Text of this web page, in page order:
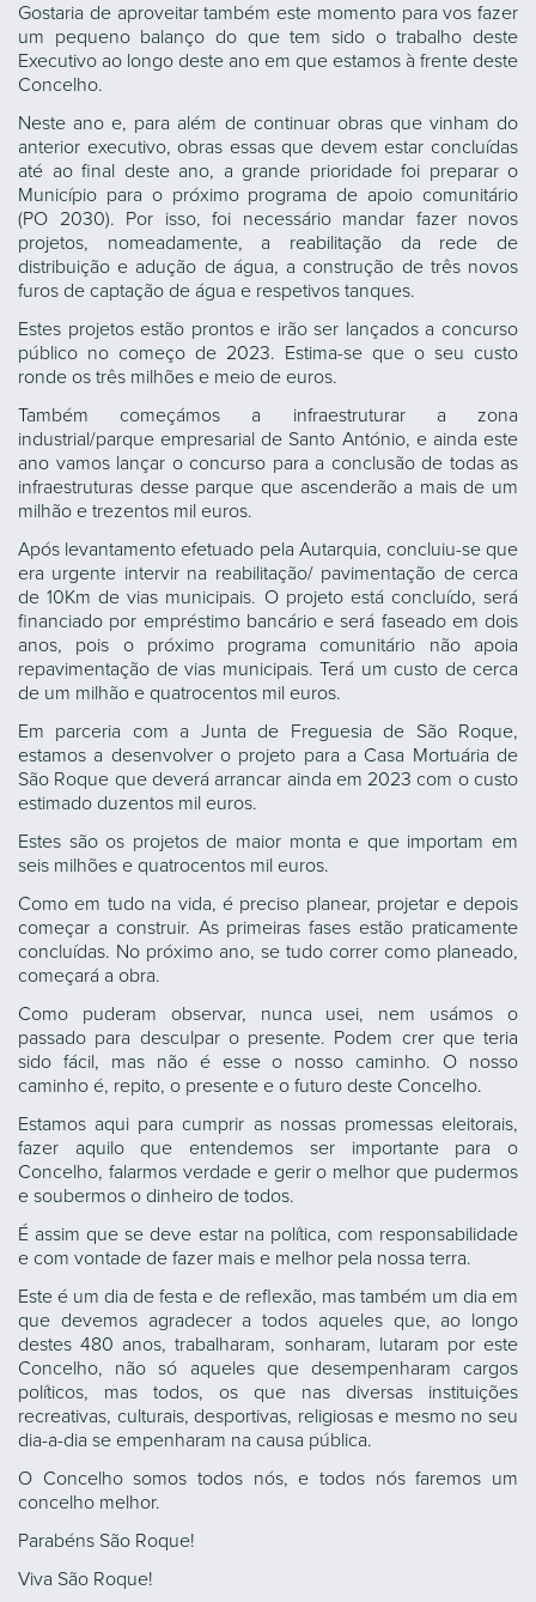
Gostaria de aproveitar também este momento para vos fazer
um pequeno balanço do que tem sido o trabalho deste
Executivo ao longo deste ano em que estamos à frente deste
Concelho.
Neste ano e, para além de continuar obras que vinham do
anterior executivo, obras essas que devem estar concluídas
até ao final deste ano, a grande prioridade foi preparar o
Município para o próximo programa de apoio comunitário
(PO 2030). Por isso, foi necessário mandar fazer novos
projetos, nomeadamente, a reabilitação da rede de
distribuição e adução de água, a construção de três novos
furos de captação de água e respetivos tanques.
Estes projetos estão prontos e irão ser lançados a concurso
público no começo de 2023. Estima-se que o seu custo
ronde os três milhões e meio de euros.
Também começámos a infraestruturar a zona
industrial/parque empresarial de Santo António, e ainda este
ano vamos lançar o concurso para a conclusão de todas as
infraestruturas desse parque que ascenderão a mais de um
milhão e trezentos mil euros.
Após levantamento efetuado pela Autarquia, concluiu-se que
era urgente intervir na reabilitação/ pavimentação de cerca
de 10Km de vias municipais. O projeto está concluído, será
financiado por empréstimo bancário e será faseado em dois
anos, pois o próximo programa comunitário não apoia
repavimentação de vias municipais. Terá um custo de cerca
de um milhão e quatrocentos mil euros.
Em parceria com a Junta de Freguesia de São Roque,
estamos a desenvolver o projeto para a Casa Mortuária de
São Roque que deverá arrancar ainda em 2023 com o custo
estimado duzentos mil euros.
Estes são os projetos de maior monta e que importam em
seis milhões e quatrocentos mil euros.
Como em tudo na vida, é preciso planear, projetar e depois
começar a construir. As primeiras fases estão praticamente
concluídas. No próximo ano, se tudo correr como planeado,
começará a obra.
Como puderam observar, nunca usei, nem usámos o
passado para desculpar o presente. Podem crer que teria
sido fácil, mas não é esse o nosso caminho. O nosso
caminho é, repito, o presente e o futuro deste Concelho.
Estamos aqui para cumprir as nossas promessas eleitorais,
fazer aquilo que entendemos ser importante para o
Concelho, falarmos verdade e gerir o melhor que pudermos
e soubermos o dinheiro de todos.
É assim que se deve estar na política, com responsabilidade
e com vontade de fazer mais e melhor pela nossa terra.
Este é um dia de festa e de reflexão, mas também um dia em
que devemos agradecer a todos aqueles que, ao longo
destes 480 anos, trabalharam, sonharam, lutaram por este
Concelho, não só aqueles que desempenharam cargos
políticos, mas todos, os que nas diversas instituições
recreativas, culturais, desportivas, religiosas e mesmo no seu
dia-a-dia se empenharam na causa pública.
O Concelho somos todos nós, e todos nós faremos um
concelho melhor.
Parabéns São Roque!
Viva São Roque!